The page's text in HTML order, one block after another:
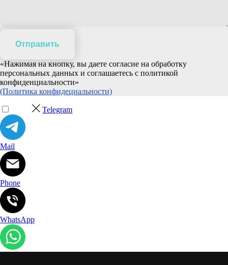
Отправить
«Нажимая на кнопку, вы даете согласие на обработку
персональных данных и соглашаетесь c политикой
конфиденциальности»
(Политика конфидециальности)
Telegram
Mail
Phone
WhatsApp